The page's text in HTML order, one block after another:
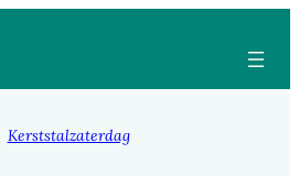
Kerststalzaterdag